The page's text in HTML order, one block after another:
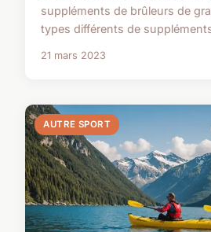
suppléments de brûleurs de
types différents de
21 mars 2023
AUTRE SPORT